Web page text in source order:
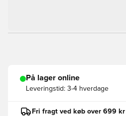
På lager online
Leveringstid: 3-4 hverdage
Fri fragt ved køb over 699 kr